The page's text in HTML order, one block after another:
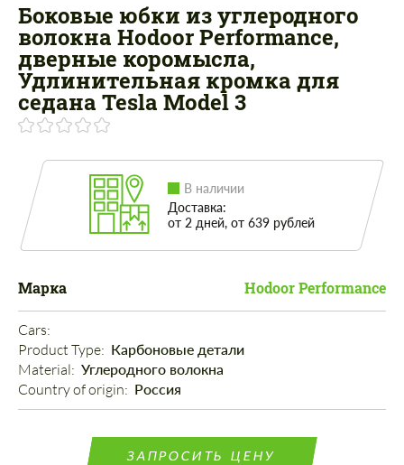
Боковые юбки из углеродного
волокна Hodoor Performance,
дверные коромысла,
Удлинительная кромка для
седана Tesla Model 3
В наличии
Доставка:
от 2 дней, от 639 рублей
Марка Hodoor Performance
Cars:
Product Type: Карбоновые детали
Material: Углеродного волокна
Country of origin: Россия
ЗАПРОСИТЬ ЦЕНУ